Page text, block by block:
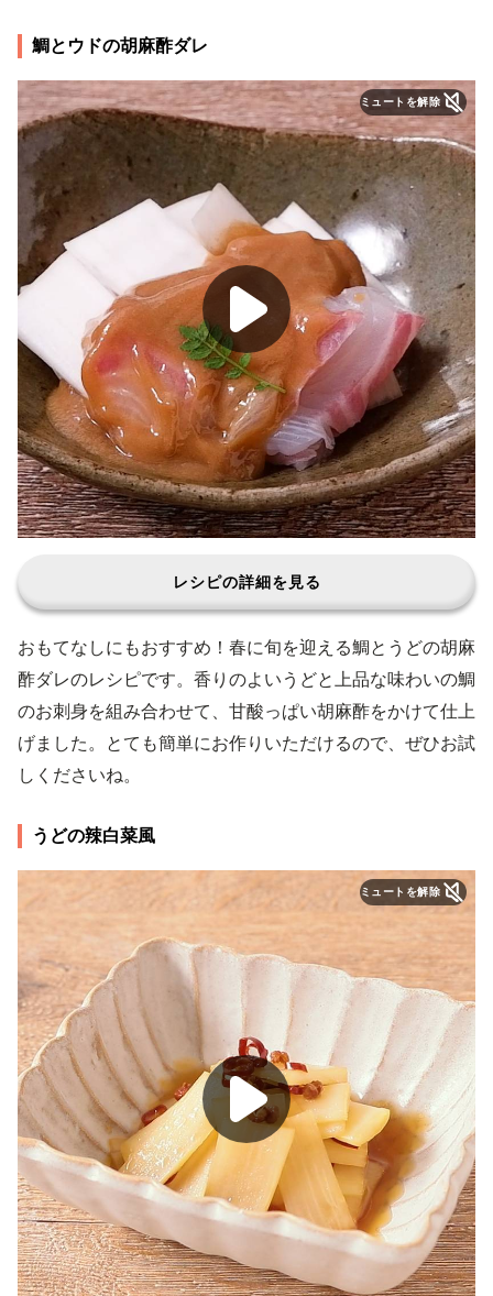
鯛とウドの胡麻酢ダレ
ミュートを解除
レシピの詳細を見る
おもてなしにもおすすめ！春に旬を迎える鯛とうどの胡麻
酢ダレのレシピです。香りのよいうどと上品な味わいの鯛
のお刺身を組み合わせて、甘酸っぱい胡麻酢をかけて仕上
げました。とても簡単にお作りいただけるので、ぜひお試
しくださいね。
うどの辣白菜風
ミュートを解除